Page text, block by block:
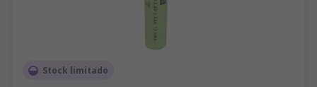
Stock limitado